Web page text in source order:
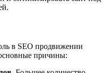
в SEO продвижении
причины: